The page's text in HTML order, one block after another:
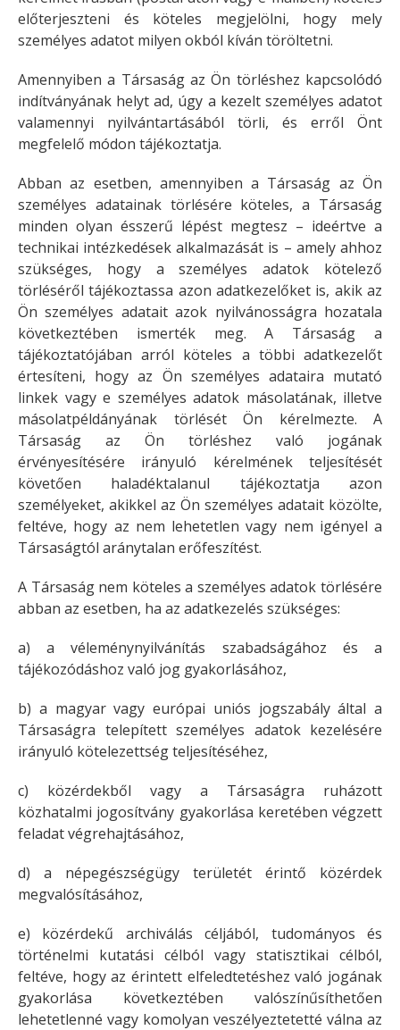
előterjeszteni és köteles megjelölni, hogy mely
személyes adatot milyen okból kíván töröltetni.
Amennyiben a Társaság az Ön törléshez kapcsolódó
indítványának helyt ad, úgy a kezelt személyes adatot
valamennyi nyilvántartásából törli, és erről Önt
megfelelő módon tájékoztatja.
Abban az esetben, amennyiben a Társaság az Ön
személyes adatainak törlésére köteles, a Társaság
minden olyan ésszerű lépést megtesz – ideértve a
technikai intézkedések alkalmazását is – amely ahhoz
szükséges, hogy a személyes adatok kötelező
törléséről tájékoztassa azon adatkezelőket is, akik az
Ön személyes adatait azok nyilvánosságra hozatala
következtében ismerték meg. A Társaság a
tájékoztatójában arról köteles a többi adatkezelőt
értesíteni, hogy az Ön személyes adataira mutató
linkek vagy e személyes adatok másolatának, illetve
másolatpéldányának törlését Ön kérelmezte. A
Társaság az Ön törléshez való jogának
érvényesítésére irányuló kérelmének teljesítését
követően haladéktalanul tájékoztatja azon
személyeket, akikkel az Ön személyes adatait közölte,
feltéve, hogy az nem lehetetlen vagy nem igényel a
Társaságtól aránytalan erőfeszítést.
A Társaság nem köteles a személyes adatok törlésére
abban az esetben, ha az adatkezelés szükséges:
a) a véleménynyilvánítás szabadságához és a
tájékozódáshoz való jog gyakorlásához,
b) a magyar vagy európai uniós jogszabály által a
Társaságra telepített személyes adatok kezelésére
irányuló kötelezettség teljesítéséhez,
c) közérdekből vagy a Társaságra ruházott
közhatalmi jogosítvány gyakorlása keretében végzett
feladat végrehajtásához,
d) a népegészségügy területét érintő közérdek
megvalósításához,
e) közérdekű archiválás céljából, tudományos és
történelmi kutatási célból vagy statisztikai célból,
feltéve, hogy az érintett elfeledtetéshez való jogának
gyakorlása következtében valószínűsíthetően
lehetetlenné vagy komolyan veszélyeztetetté válna az